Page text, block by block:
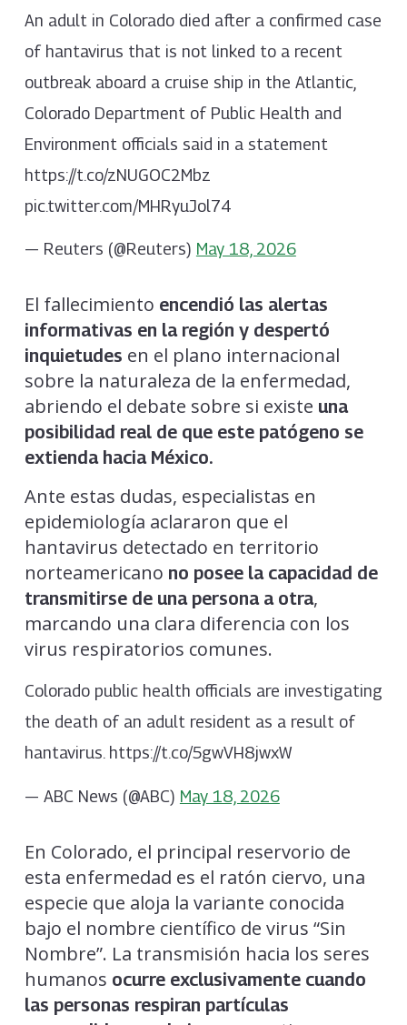
An adult in Colorado died after a confirmed case
of hantavirus that is not linked to a recent
outbreak aboard a cruise ship in the Atlantic,
Colorado Department of Public Health and
Environment officials said in a statement
https://t.co/zNUGOC2Mbz
pic.twitter.com/MHRyuJol74
— Reuters (@Reuters) May 18, 2026
El fallecimiento encendió las alertas
informativas en la región y despertó
inquietudes en el plano internacional
sobre la naturaleza de la enfermedad,
abriendo el debate sobre si existe una
posibilidad real de que este patógeno se
extienda hacia México.
Ante estas dudas, especialistas en
epidemiología aclararon que el
hantavirus detectado en territorio
norteamericano no posee la capacidad de
transmitirse de una persona a otra,
marcando una clara diferencia con los
virus respiratorios comunes.
Colorado public health officials are investigating
the death of an adult resident as a result of
hantavirus. https://t.co/5gwVH8jwxW
— ABC News (@ABC) May 18, 2026
En Colorado, el principal reservorio de
esta enfermedad es el ratón ciervo, una
especie que aloja la variante conocida
bajo el nombre científico de virus “Sin
Nombre”. La transmisión hacia los seres
humanos ocurre exclusivamente cuando
las personas respiran partículas